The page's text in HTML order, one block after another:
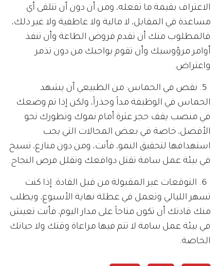
الاعتراف بقيمة ما تفعله، ومن أن دون أن تتلقى أي
مساعدة في المقابل، لا مالية ولا عاطفية ولا غير ذلك،
فالمطلوب منك أن تقدم فروض الطاعة وأن تنفذ
أوامر مرؤوسيك وأن تقوم بواجبك من دون تذمر
واعتراض.
5. نقص في الحماس: من الطبيعي أن يشهد
الحماس في الوظيفة مداً وجذراً، ولكن إذا تم وضعك
في منصب يقف حجر عثرة أمام نموك وتطورك نحو
الأفضل، خاصة في بعض المجالات التي يجب
استهدافها لتحقيق النمو، فأنت، ومن دون منازع، تسبح
في بيئة عمل سامة تقتل دوافعك وتقلل فرص النجاح.
6. التوقعات غير المقبولة من قبل القادة: إذا كنت
تسهر الليالي وتعمل في عطلة نهاية الأسبوع، ويطلب
منك قادتك أن تكون متاحاً على مدار اليوم، فأنت تعيش
في بيئة عمل سامة لا تتم فيها مراعاة وقتك ولا حياتك
الخاصة.